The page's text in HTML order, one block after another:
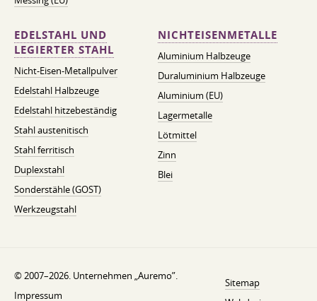
EDELSTAHL UND
LEGIERTER STAHL
Nicht-Eisen-Metallpulver
Edelstahl Halbzeuge
Edelstahl hitzebeständig
Stahl austenitisch
Stahl ferritisch
Duplexstahl
Sonderstähle (GOST)
Werkzeugstahl
NICHTEISENMETALLE
Aluminium Halbzeuge
Duraluminium Halbzeuge
Aluminium (EU)
Lagermetalle
Lötmittel
Zinn
Blei
© 2007–2026. Unternehmen „Auremo”.
Impressum
Sitemap